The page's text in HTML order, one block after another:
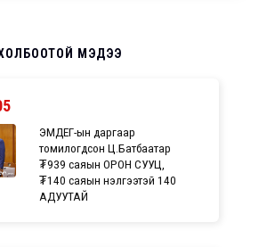
МЭДЭЭ
ЭМДЕГ-ын даргаар
томилогдсон Ц.Батбаатар
₮939 саяын ОРОН СУУЦ,
₮140 саяын үнэлгээтэй 140
АДУУТАЙ